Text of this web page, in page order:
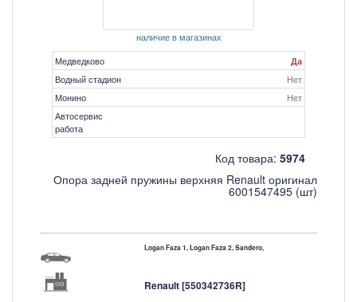
наличие в магазинах
Медведково
Да
Водный стадион
Нет
Монино
Нет
Автосервис
работа
Код товара: 5974
Опора задней пружины верхняя Renault оригинал
6001547495 (шт)
Logan Faza 1, Logan Faza 2, Sandero,
Renault [550342736R]